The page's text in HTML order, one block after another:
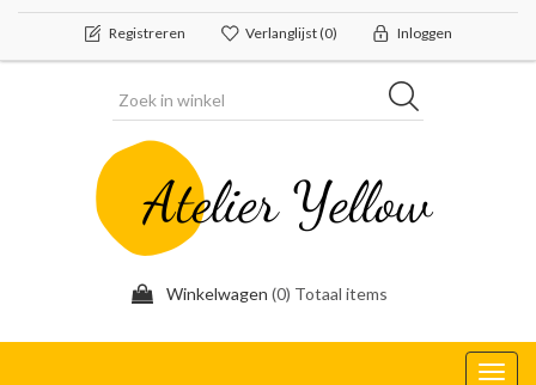
Registreren Verlanglijst(0) Inloggen
Winkelwagen (0) Totaal items